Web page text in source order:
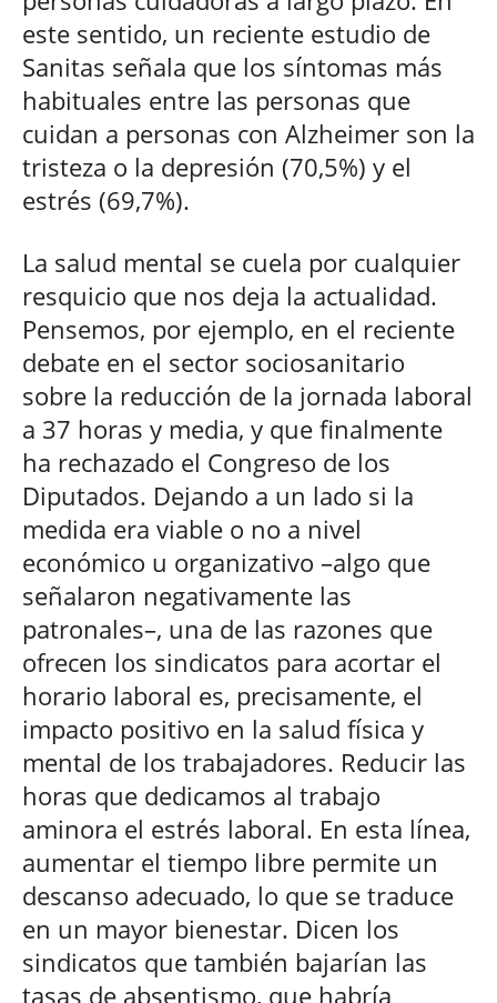
este sentido, un reciente estudio de
Sanitas señala que los síntomas más
habituales entre las personas que
cuidan a personas con Alzheimer son la
tristeza o la depresión (70,5%) y el
estrés (69,7%).
La salud mental se cuela por cualquier
resquicio que nos deja la actualidad.
Pensemos, por ejemplo, en el reciente
debate en el sector sociosanitario
sobre la reducción de la jornada laboral
a 37 horas y media, y que finalmente
ha rechazado el Congreso de los
Diputados. Dejando a un lado si la
medida era viable o no a nivel
económico u organizativo –algo que
señalaron negativamente las
patronales–, una de las razones que
ofrecen los sindicatos para acortar el
horario laboral es, precisamente, el
impacto positivo en la salud física y
mental de los trabajadores. Reducir las
horas que dedicamos al trabajo
aminora el estrés laboral. En esta línea,
aumentar el tiempo libre permite un
descanso adecuado, lo que se traduce
en un mayor bienestar. Dicen los
sindicatos que también bajarían las
tasas de absentismo, que habría